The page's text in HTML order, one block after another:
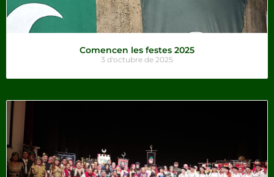
Comencen les festes 2025
3 d'octubre de 2025